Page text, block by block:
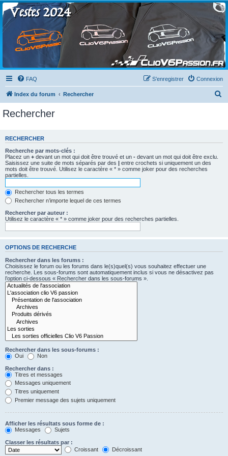
Clio V6 Passion
Le site français des passionnés de Clio V6
FAQ Connexion
S’enregistrer
Index du forum Rechercher
e
Rechercher
RECHERCHER
Recherche par mots-clés :
Placez un + devant un mot qui doit être trouvé et un - devant un mot qui doit être exclu.
Saisissez une suite de mots séparés par des | entre crochets si uniquement un des
mots doit être trouvé. Utilisez le caractère « * » comme joker pour des recherches
partielles.
Rechercher tous les termes
Rechercher n’importe lequel de ces termes
Rechercher par auteur :
Utilisez le caractère « * » comme joker pour des recherches partielles.
OPTIONS DE RECHERCHE
Rechercher dans les forums :
Choisissez le forum ou les forums dans le(s)quel(s) vous souhaitez effectuer une
recherche. Les sous-forums sont automatiquement inclus si vous ne désactivez pas
l’option ci-dessous « Rechercher dans les sous-forums ».
Rechercher dans les sous-forums :
Oui
Non
Rechercher dans :
Titres et messages
Messages uniquement
Titres uniquement
Premier message des sujets uniquement
Afficher les résultats sous forme de :
Messages
Sujets
Classer les résultats par :
Croissant
Décroissant